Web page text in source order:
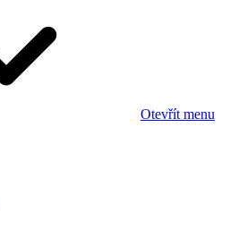
Otevřít menu